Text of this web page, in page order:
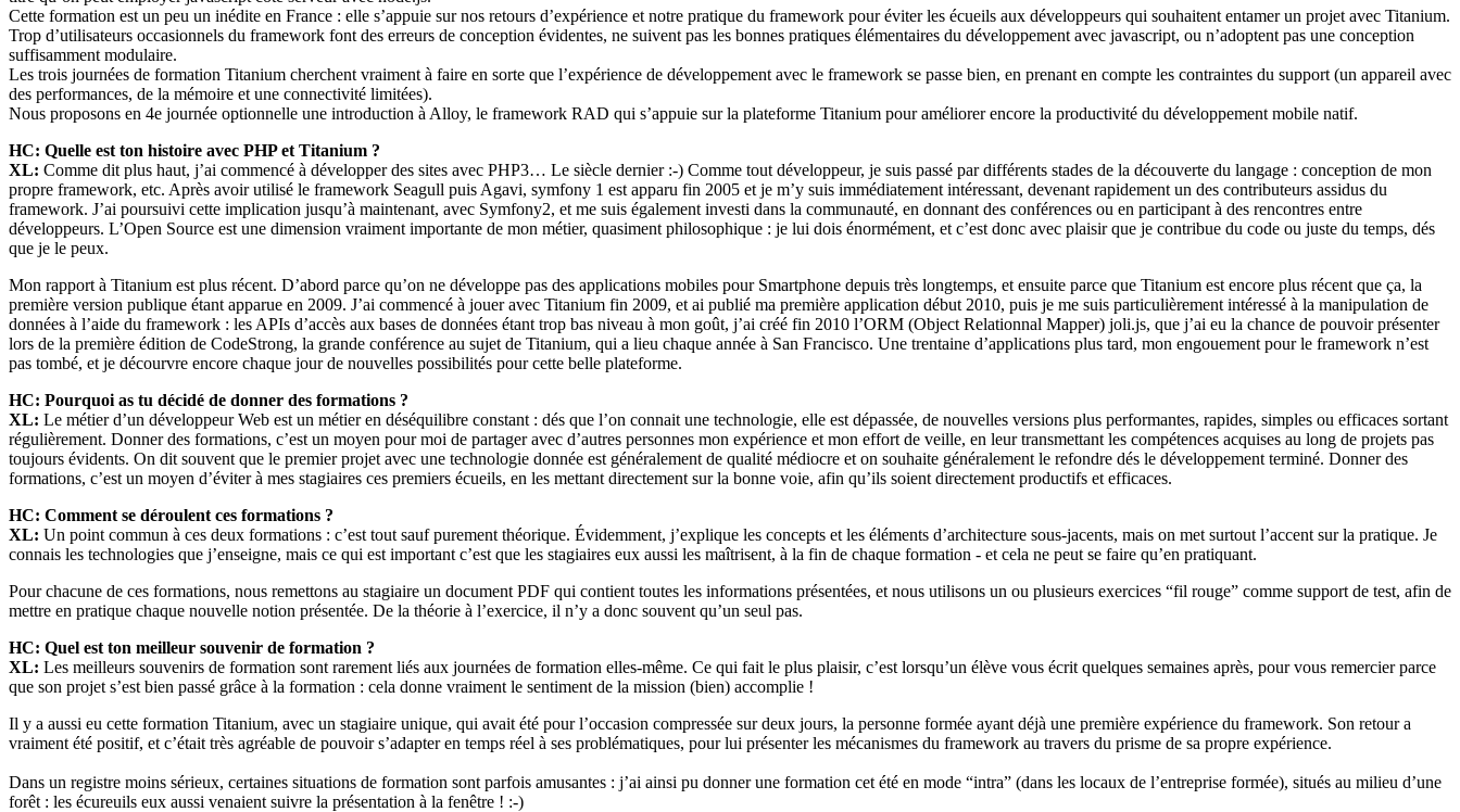
Cette formation est un peu un inédite en France : elle s’appuie sur nos retours d’expérience et notre pratique du framework pour éviter les écueils aux développeurs qui souhaitent entamer un projet avec Titanium.
Trop d’utilisateurs occasionnels du framework font des erreurs de conception évidentes, ne suivent pas les bonnes pratiques élémentaires du développement avec javascript, ou n’adoptent pas une conception
suffisamment modulaire.
Les trois journées de formation Titanium cherchent vraiment à faire en sorte que l’expérience de développement avec le framework se passe bien, en prenant en compte les contraintes du support (un appareil avec
des performances, de la mémoire et une connectivité limitées).
Nous proposons en 4e journée optionnelle une introduction à Alloy, le framework RAD qui s’appuie sur la plateforme Titanium pour améliorer encore la productivité du développement mobile natif.
HC: Quelle est ton histoire avec PHP et Titanium ?
XL: Comme dit plus haut, j’ai commencé à développer des sites avec PHP3… Le siècle dernier :-) Comme tout développeur, je suis passé par différents stades de la découverte du langage : conception de mon
propre framework, etc. Après avoir utilisé le framework Seagull puis Agavi, symfony 1 est apparu fin 2005 et je m’y suis immédiatement intéressant, devenant rapidement un des contributeurs assidus du
framework. J’ai poursuivi cette implication jusqu’à maintenant, avec Symfony2, et me suis également investi dans la communauté, en donnant des conférences ou en participant à des rencontres entre
développeurs. L’Open Source est une dimension vraiment importante de mon métier, quasiment philosophique : je lui dois énormément, et c’est donc avec plaisir que je contribue du code ou juste du temps, dés
que je le peux.
Mon rapport à Titanium est plus récent. D’abord parce qu’on ne développe pas des applications mobiles pour Smartphone depuis très longtemps, et ensuite parce que Titanium est encore plus récent que ça, la
première version publique étant apparue en 2009. J’ai commencé à jouer avec Titanium fin 2009, et ai publié ma première application début 2010, puis je me suis particulièrement intéressé à la manipulation de
données à l’aide du framework : les APIs d’accès aux bases de données étant trop bas niveau à mon goût, j’ai créé fin 2010 l’ORM (Object Relationnal Mapper) joli.js, que j’ai eu la chance de pouvoir présenter
lors de la première édition de CodeStrong, la grande conférence au sujet de Titanium, qui a lieu chaque année à San Francisco. Une trentaine d’applications plus tard, mon engouement pour le framework n’est
pas tombé, et je décourvre encore chaque jour de nouvelles possibilités pour cette belle plateforme.
HC: Pourquoi as tu décidé de donner des formations ?
XL: Le métier d’un développeur Web est un métier en déséquilibre constant : dés que l’on connait une technologie, elle est dépassée, de nouvelles versions plus performantes, rapides, simples ou efficaces sortant
régulièrement. Donner des formations, c’est un moyen pour moi de partager avec d’autres personnes mon expérience et mon effort de veille, en leur transmettant les compétences acquises au long de projets pas
toujours évidents. On dit souvent que le premier projet avec une technologie donnée est généralement de qualité médiocre et on souhaite généralement le refondre dés le développement terminé. Donner des
formations, c’est un moyen d’éviter à mes stagiaires ces premiers écueils, en les mettant directement sur la bonne voie, afin qu’ils soient directement productifs et efficaces.
HC: Comment se déroulent ces formations ?
XL: Un point commun à ces deux formations : c’est tout sauf purement théorique. Évidemment, j’explique les concepts et les éléments d’architecture sous-jacents, mais on met surtout l’accent sur la pratique. Je
connais les technologies que j’enseigne, mais ce qui est important c’est que les stagiaires eux aussi les maîtrisent, à la fin de chaque formation - et cela ne peut se faire qu’en pratiquant.
Pour chacune de ces formations, nous remettons au stagiaire un document PDF qui contient toutes les informations présentées, et nous utilisons un ou plusieurs exercices “fil rouge” comme support de test, afin de
mettre en pratique chaque nouvelle notion présentée. De la théorie à l’exercice, il n’y a donc souvent qu’un seul pas.
HC: Quel est ton meilleur souvenir de formation ?
XL: Les meilleurs souvenirs de formation sont rarement liés aux journées de formation elles-même. Ce qui fait le plus plaisir, c’est lorsqu’un élève vous écrit quelques semaines après, pour vous remercier parce
que son projet s’est bien passé grâce à la formation : cela donne vraiment le sentiment de la mission (bien) accomplie !
Il y a aussi eu cette formation Titanium, avec un stagiaire unique, qui avait été pour l’occasion compressée sur deux jours, la personne formée ayant déjà une première expérience du framework. Son retour a
vraiment été positif, et c’était très agréable de pouvoir s’adapter en temps réel à ses problématiques, pour lui présenter les mécanismes du framework au travers du prisme de sa propre expérience.
Dans un registre moins sérieux, certaines situations de formation sont parfois amusantes : j’ai ainsi pu donner une formation cet été en mode “intra” (dans les locaux de l’entreprise formée), situés au milieu d’une
forêt : les écureuils eux aussi venaient suivre la présentation à la fenêtre ! :-)